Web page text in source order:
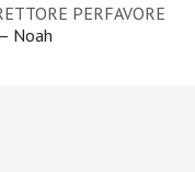
PERFAVORE
Noah